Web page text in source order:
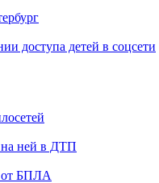
доступа детей в соцсети
на ней в ДТП
от БПЛА